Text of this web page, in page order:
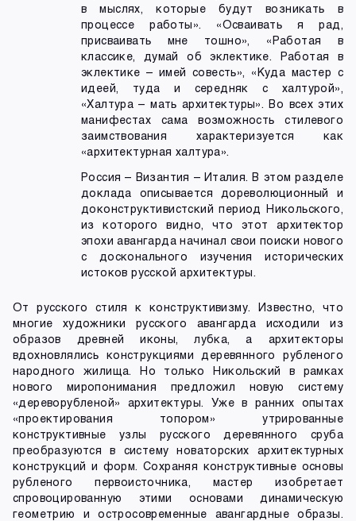
в мыслях, которые будут возникать в
процессе работы». «Осваивать я рад,
присваивать мне тошно», «Работая в
классике, думай об эклектике. Работая в
эклектике – имей совесть», «Куда мастер с
идеей, туда и середняк с халтурой»,
«Халтура – мать архитектуры». Во всех этих
манифестах сама возможность стилевого
заимствования характеризуется как
«архитектурная халтура».
Россия – Византия – Италия. В этом разделе
доклада описывается дореволюционный и
доконструктивистский период Никольского,
из которого видно, что этот архитектор
эпохи авангарда начинал свои поиски нового
с досконального изучения исторических
истоков русской архитектуры.
От русского стиля к конструктивизму. Известно, что
многие художники русского авангарда исходили из
образов древней иконы, лубка, а архитекторы
вдохновлялись конструкциями деревянного рубленого
народного жилища. Но только Никольский в рамках
нового миропонимания предложил новую систему
«дереворубленой» архитектуры. Уже в ранних опытах
«проектирования топором» утрированные
конструктивные узлы русского деревянного сруба
преобразуются в систему новаторских архитектурных
конструкций и форм. Сохраняя конструктивные основы
рубленого первоисточника, мастер изобретает
спровоцированную этими основами динамическую
геометрию и остросовременные авангардные образы.